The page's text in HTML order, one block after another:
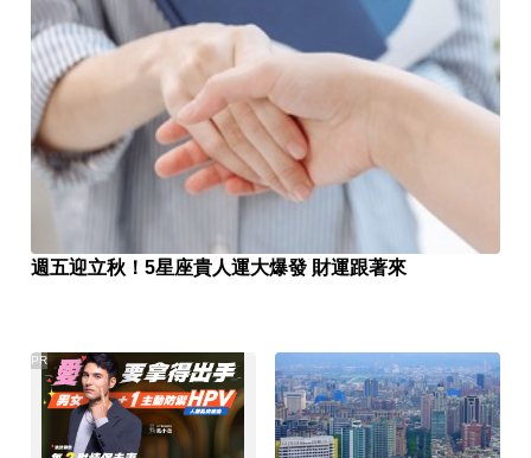
週五迎立秋！5星座貴人運大爆發 財運跟著來
PR